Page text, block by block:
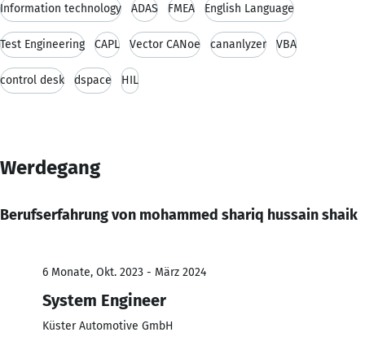
Information technology ADAS FMEA English Language
Test Engineering CAPL Vector CANoe cananlyzer VBA
control desk dspace HIL
Werdegang
Berufserfahrung von mohammed shariq hussain shaik
6 Monate, Okt. 2023 - März 2024
System Engineer
Küster Automotive GmbH